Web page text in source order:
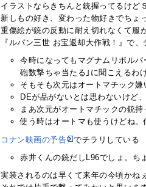
イラストならきちんと銃握ってるけど
新しもの好き、変わった物好きでち
重傷絵が銃の反動に耐え切れなくて服
『ルパン三世 お宝返却大作戦！』で
今時になってもマグナムリボル
砲数撃ちゃ当たる｣に聞こえるわ
そもそも次元はオートマチック
DEが品がないとは思わないけど
まあ次元がオートマチックの銃
使う時はオートマも使うけどね
コナン映画の予告 でチラリしている
赤井くんの銃だしL96でしょ。ち
実装されるのは早くて来年の今頃かね